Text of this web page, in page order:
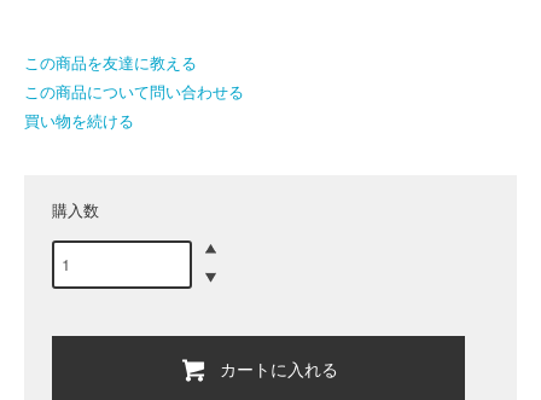
この商品を友達に教える
この商品について問い合わせる
買い物を続ける
購入数
カートに入れる